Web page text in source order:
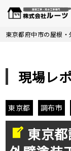
Skip
東京都府中市の屋根・
現場レ
東京都 調布市
東京